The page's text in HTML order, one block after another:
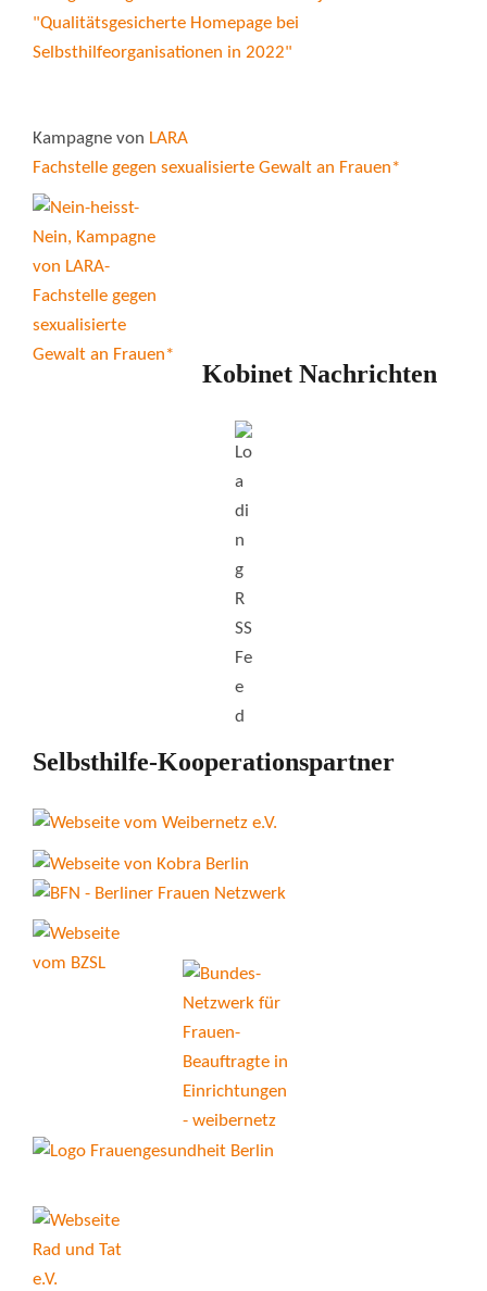
Kampagne von LARA
Fachstelle gegen sexualisierte Gewalt an Frauen*
Kobinet Nachrichten
Selbsthilfe-Kooperationspartner